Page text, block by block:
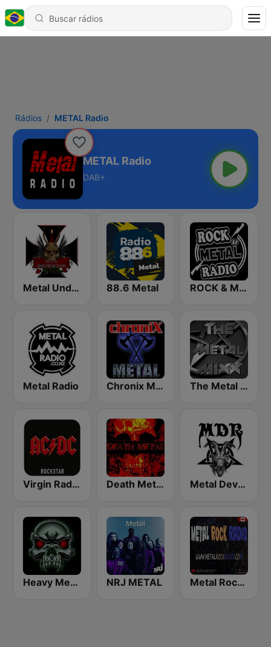
Rádios METAL Radio
METAL Radio
DAB+
Metal Underground 88.6 Metal ROCK & METAL
Metal Radio Chronix Metal The Metal MIXX
Virgin Radio AC/DC Death Metal! Metal Devastation Radio
Heavy Metal Radio NRJ METAL Metal Rock Radio